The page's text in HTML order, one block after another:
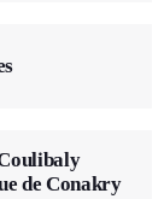
de Conakry